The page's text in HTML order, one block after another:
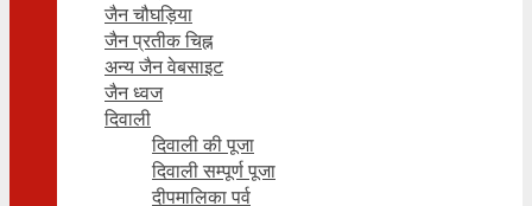
जैन चौघड़िया
जैन प्रतीक चिह्न
अन्य जैन वेबसाइट
जैन ध्वज
दिवाली
दिवाली की पूजा
दिवाली सम्पूर्ण पूजा
दीपमालिका पर्व